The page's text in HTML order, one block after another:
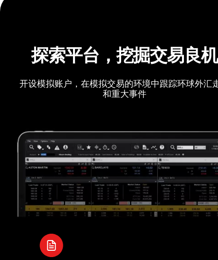
探索平台，挖掘交易良机
开设模拟账户，在模拟交易的环境中跟踪环球外汇
和重大事件